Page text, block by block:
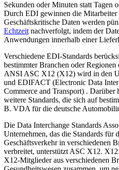
Sekunden oder Minuten statt Tagen
Durch EDI gewinnen die
Geschäftskritische Daten werden
Echtzeit nachverfolgt, indem der
Anwendungen innerhalb einer
Verschiedene EDI-Standards
bestimmter Branchen oder
ANSI ASC X12 (X12) wird in den
und EDIFACT (Electronic Data
Commerce and Transport) . Darüber
weitere Standards, die sich auf
B. VDA für die deutsche
Die Data Interchange Standards
Unternehmen, das die Standards für
Geschäftsverkehr in verschiedenen
verbreitet, unterstützt ASC X12.
X12-Mitglieder aus verschiedenen